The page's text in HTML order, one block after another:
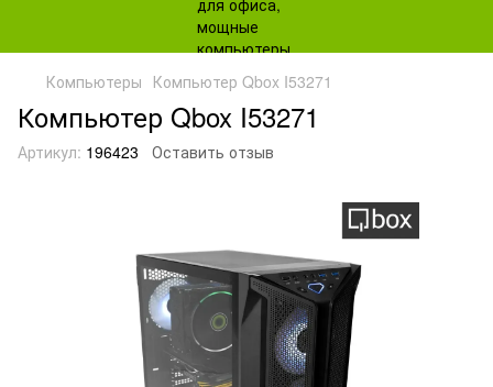
Компьютеры Компьютер Qbox I53271
Компьютер Qbox I53271
Артикул: 196423 Оставить отзыв